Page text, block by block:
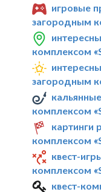
игровые
загородным
комплексом
загородным
комплексом
картинги
комплексом
квест-
комплексом
квест-